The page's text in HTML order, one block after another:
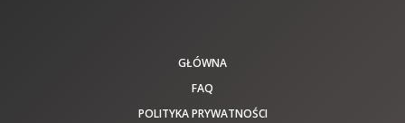
GŁÓWNA
FAQ
POLITYKA PRYWATNOŚCI